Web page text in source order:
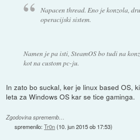
Napacen thread. Eno je konzola,
operacijski sistem.
Namen je pa isti, SteamOS bo tudi na
kot na custom pc-ju.
In zato bo suckal, ker je linux based OS,
leta za Windows OS kar se tice gaminga.
Zgodovina sprememb…
spremenilo:Tr0n(10. jun 2015 ob 17:53)